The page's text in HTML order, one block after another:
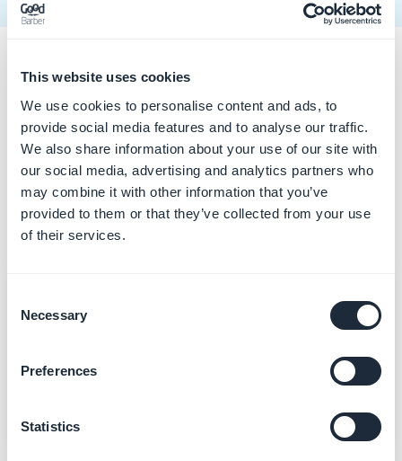
This website uses cookies
We use cookies to personalise content and ads, to
provide social media features and to analyse our traffic.
We also share information about your use of our site with
our social media, advertising and analytics partners who
may combine it with other information that you’ve
provided to them or that they’ve collected from your use
of their services.
Selection
Necessary
Preferences
Statistics
Ce que vous pouvez faire
Des demandes en langage naturel ; GoodBarber
agit directement dans votre application. Quelques
exemples testés par notre équipe :
Crée un article publié intitulé Spring Sale
de 20 %.